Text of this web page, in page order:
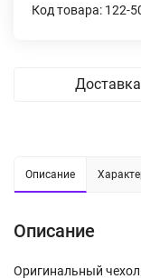
Код товара: 122-
Доставка
Описание
Описание
Оригинальный